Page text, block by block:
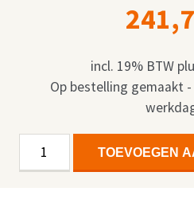
incl. 19% BTW
Op bestelling gemaakt
Flightcase
TOEVOEGEN
Alternative: